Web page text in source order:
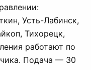
Усть-Лабинск,
Тихорецк,
работают по
Подача — 30